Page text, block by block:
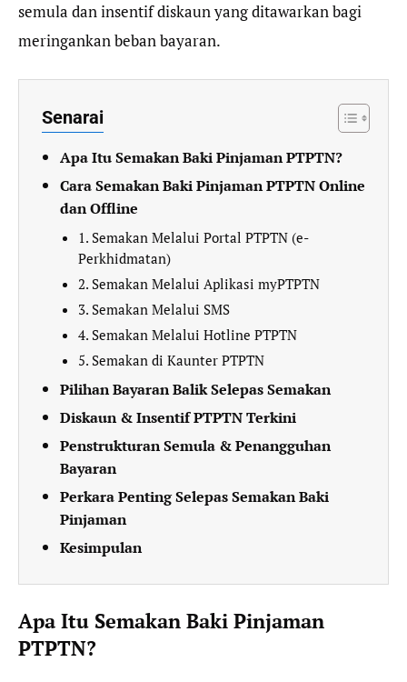
semula dan insentif diskaun yang ditawarkan bagi
meringankan beban bayaran.
Senarai
Apa Itu Semakan Baki Pinjaman PTPTN?
Cara Semakan Baki Pinjaman PTPTN Online
dan Offline
1. Semakan Melalui Portal PTPTN (e-
Perkhidmatan)
2. Semakan Melalui Aplikasi myPTPTN
3. Semakan Melalui SMS
4. Semakan Melalui Hotline PTPTN
5. Semakan di Kaunter PTPTN
Pilihan Bayaran Balik Selepas Semakan
Diskaun & Insentif PTPTN Terkini
Penstrukturan Semula & Penangguhan
Bayaran
Perkara Penting Selepas Semakan Baki
Pinjaman
Kesimpulan
Apa Itu Semakan Baki Pinjaman
PTPTN?